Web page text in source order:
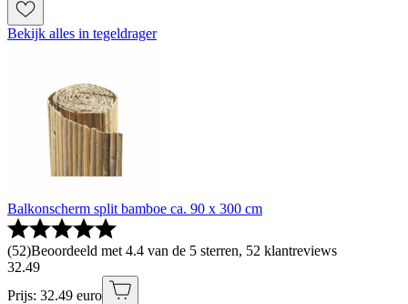
Bekijk alles in tegeldrager
Balkonscherm split bamboe ca. 90 x 300 cm
(52)Beoordeeld met 4.4 van de 5 sterren, 52 klantreviews
32.49
Prijs: 32.49 euro